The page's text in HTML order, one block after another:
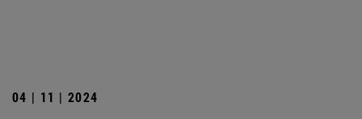
04 | 11 | 2024